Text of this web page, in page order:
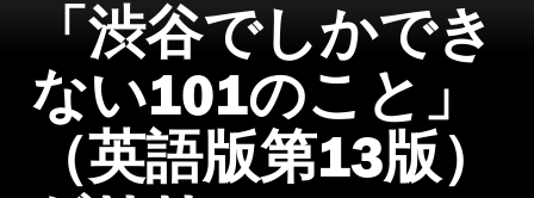
Time Out Tokyo
「渋谷でしかでき
ない101のこと」
（英語版第13版）